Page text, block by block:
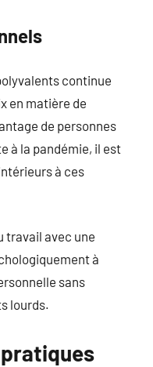
continue
en matière de
de personnes
à la pandémie, il est
à ces
travail avec une
à
sans
lourds.